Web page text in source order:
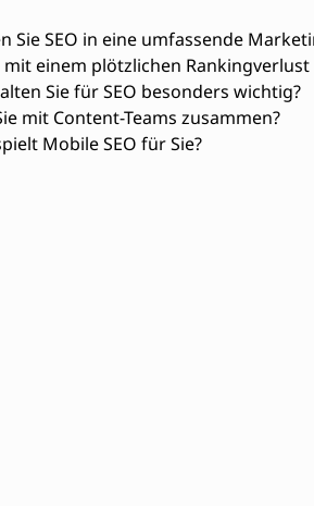
Sie SEO in eine umfassende
mit einem plötzlichen Rankingverlust
Sie für SEO besonders wichtig?
mit Content-Teams zusammen?
Mobile SEO für Sie?